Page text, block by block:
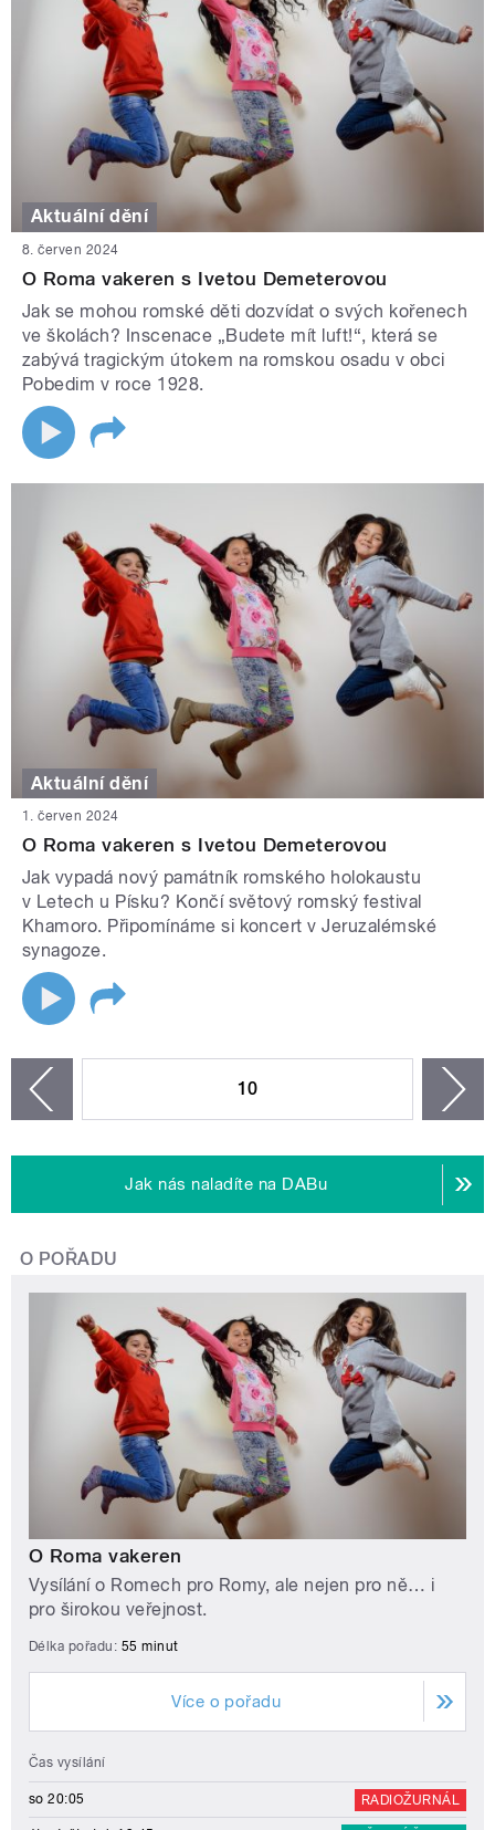
Aktuální dění
8. červen 2024
O Roma vakeren s Ivetou Demeterovou
Jak se mohou romské děti dozvídat o svých kořenech
ve školách? Inscenace „Budete mít luft!“, která se
zabývá tragickým útokem na romskou osadu v obci
Pobedim v roce 1928.
Aktuální dění
1. červen 2024
O Roma vakeren s Ivetou Demeterovou
Jak vypadá nový památník romského holokaustu
v Letech u Písku? Končí světový romský festival
Khamoro. Připomínáme si koncert v Jeruzalémské
synagoze.
10
Jak nás naladíte na DABu
O POŘADU
O Roma vakeren
Vysílání o Romech pro Romy, ale nejen pro ně… i
pro širokou veřejnost.
Délka pořadu: 55 minut
Více o pořadu
Čas vysílání
so 20:05 RADIOŽURNÁL